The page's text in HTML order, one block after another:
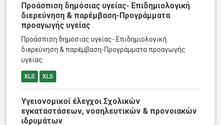
Προάσπιση δημόσιας υγείας- Επιδημιολογική
διερεύνηση & παρέμβαση-Προγράμματα
προαγωγής υγείας
Προάσπιση δημόσιας υγείας- Επιδημιολογική
διερεύνηση & παρέμβαση-Προγράμματα προαγωγής
υγείας
XLS XLS
Υγειονομικοί έλεγχοι Σχολικών
εγκαταστάσεων, νοσηλευτικών & προνοιακών
ιδρυμάτων